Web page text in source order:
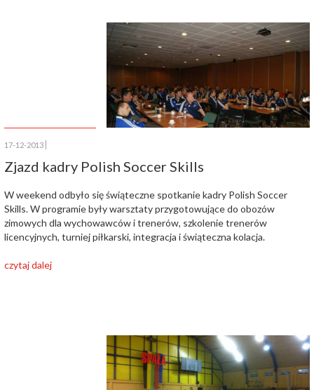
17-12-2013
Zjazd kadry Polish Soccer Skills
W weekend odbyło się świąteczne spotkanie kadry Polish Soccer
Skills. W programie były warsztaty przygotowujące do obozów
zimowych dla wychowawców i trenerów, szkolenie trenerów
licencyjnych, turniej piłkarski, integracja i świąteczna kolacja.
czytaj dalej